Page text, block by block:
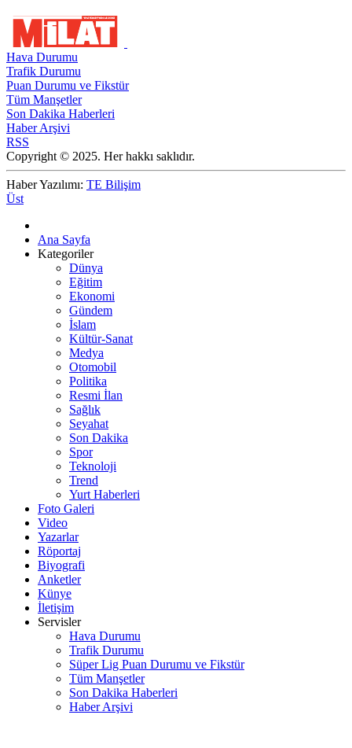
Hava Durumu
Trafik Durumu
Puan Durumu ve Fikstür
Tüm Manşetler
Son Dakika Haberleri
Haber Arşivi
RSS
Copyright © 2025. Her hakkı saklıdır.
Haber Yazılımı: TE Bilişim
Üst
Ana Sayfa
Kategoriler
Dünya
Eğitim
Ekonomi
Gündem
İslam
Kültür-Sanat
Medya
Otomobil
Politika
Resmi İlan
Sağlık
Seyahat
Son Dakika
Spor
Teknoloji
Trend
Yurt Haberleri
Foto Galeri
Video
Yazarlar
Röportaj
Biyografi
Anketler
Künye
İletişim
Servisler
Hava Durumu
Trafik Durumu
Süper Lig Puan Durumu ve Fikstür
Tüm Manşetler
Son Dakika Haberleri
Haber Arşivi